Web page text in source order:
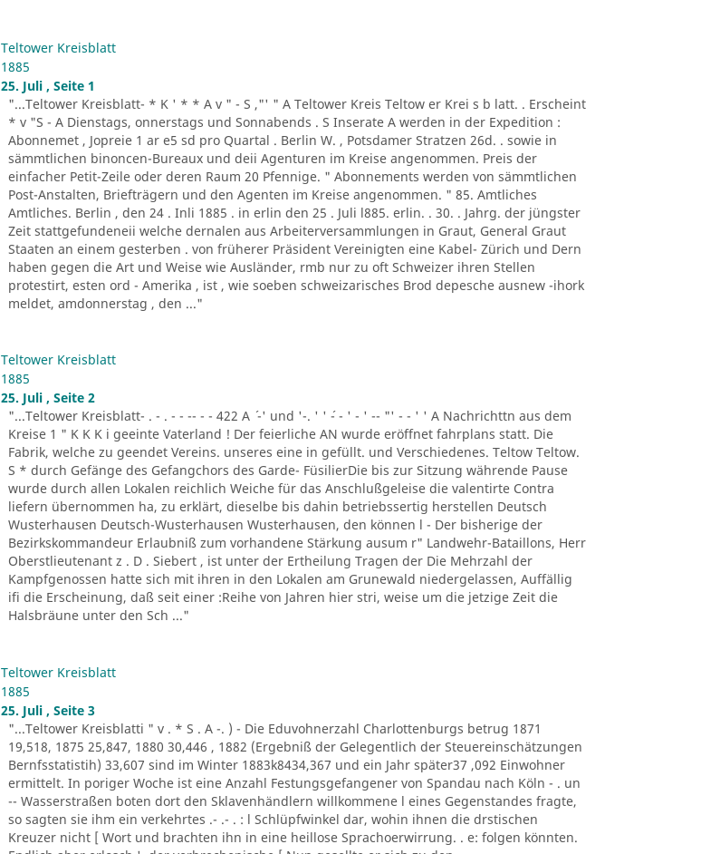
Teltower Kreisblatt
1885
25. Juli , Seite 1
"...Teltower Kreisblatt- * K ' * * A v " - S ,"' " A Teltower Kreis Teltow er Krei s b latt. . Erscheint
* v "S - A Dienstags, onnerstags und Sonnabends . S Inserate A werden in der Expedition :
Abonnemet , Jopreie 1 ar e5 sd pro Quartal . Berlin W. , Potsdamer Stratzen 26d. . sowie in
sämmtlichen binoncen-Bureaux und deii Agenturen im Kreise angenommen. Preis der
einfacher Petit-Zeile oder deren Raum 20 Pfennige. " Abonnements werden von sämmtlichen
Post-Anstalten, Briefträgern und den Agenten im Kreise angenommen. " 85. Amtliches
Amtliches. Berlin , den 24 . Inli 1885 . in erlin den 25 . Juli l885. erlin. . 30. . Jahrg. der jüngster
Zeit stattgefundeneii welche dernalen aus Arbeiterversammlungen in Graut, General Graut
Staaten an einem gesterben . von früherer Präsident Vereinigten eine Kabel- Zürich und Dern
haben gegen die Art und Weise wie Ausländer, rmb nur zu oft Schweizer ihren Stellen
protestirt, esten ord - Amerika , ist , wie soeben schweizarisches Brod depesche ausnew -ihork
meldet, amdonnerstag , den ..."
Teltower Kreisblatt
1885
25. Juli , Seite 2
"...Teltower Kreisblatt- . - . - - -- - - 422 A ´ -' und '-. ' ' ´- - ' - ' -- "' - - ' ' A Nachrichttn aus dem
Kreise 1 " K K K i geeinte Vaterland ! Der feierliche AN wurde eröffnet fahrplans statt. Die
Fabrik, welche zu geendet Vereins. unseres eine in gefüllt. und Verschiedenes. Teltow Teltow.
S * durch Gefänge des Gefangchors des Garde- FüsilierDie bis zur Sitzung währende Pause
wurde durch allen Lokalen reichlich Weiche für das Anschlußgeleise die valentirte Contra
liefern übernommen ha, zu erklärt, dieselbe bis dahin betriebssertig herstellen Deutsch
Wusterhausen Deutsch-Wusterhausen Wusterhausen, den können l - Der bisherige der
Bezirkskommandeur Erlaubniß zum vorhandene Stärkung ausum r" Landwehr-Bataillons, Herr
Oberstlieutenant z . D . Siebert , ist unter der Ertheilung Tragen der Die Mehrzahl der
Kampfgenossen hatte sich mit ihren in den Lokalen am Grunewald niedergelassen, Auffällig
ifi die Erscheinung, daß seit einer :Reihe von Jahren hier stri, weise um die jetzige Zeit die
Halsbräune unter den Sch ..."
Teltower Kreisblatt
1885
25. Juli , Seite 3
"...Teltower Kreisblatti " v . * S . A -. ) - Die Eduvohnerzahl Charlottenburgs betrug 1871
19,518, 1875 25,847, 1880 30,446 , 1882 (Ergebniß der Gelegentlich der Steuereinschätzungen
Bernfsstatistih) 33,607 sind im Winter 1883k8434,367 und ein Jahr später37 ,092 Einwohner
ermittelt. In poriger Woche ist eine Anzahl Festungsgefangener von Spandau nach Köln - . un
-- Wasserstraßen boten dort den Sklavenhändlern willkommene l eines Gegenstandes fragte,
so sagten sie ihm ein verkehrtes .- .- . : l Schlüpfwinkel dar, wohin ihnen die drstischen
Kreuzer nicht [ Wort und brachten ihn in eine heillose Sprachoerwirrung. . e: folgen könnten.